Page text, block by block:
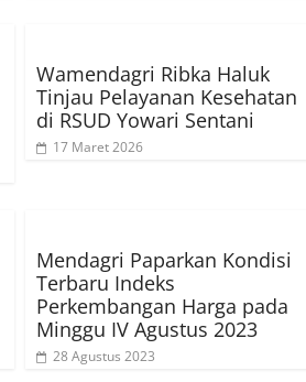
Wamendagri Ribka Haluk
Tinjau Pelayanan Kesehatan
di RSUD Yowari Sentani
17 Maret 2026
Mendagri Paparkan Kondisi
Terbaru Indeks
Perkembangan Harga pada
Minggu IV Agustus 2023
28 Agustus 2023